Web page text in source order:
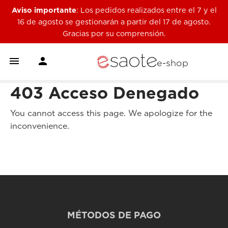
Aviso importante: Los pedidos realizados entre el 7 y el
16 de agosto se gestionarán a partir del 17 de agosto.
Gracias por su comprensión.
  e-shop
403 Acceso Denegado
You cannot access this page. We apologize for the
inconvenience.
MÉTODOS DE PAGO